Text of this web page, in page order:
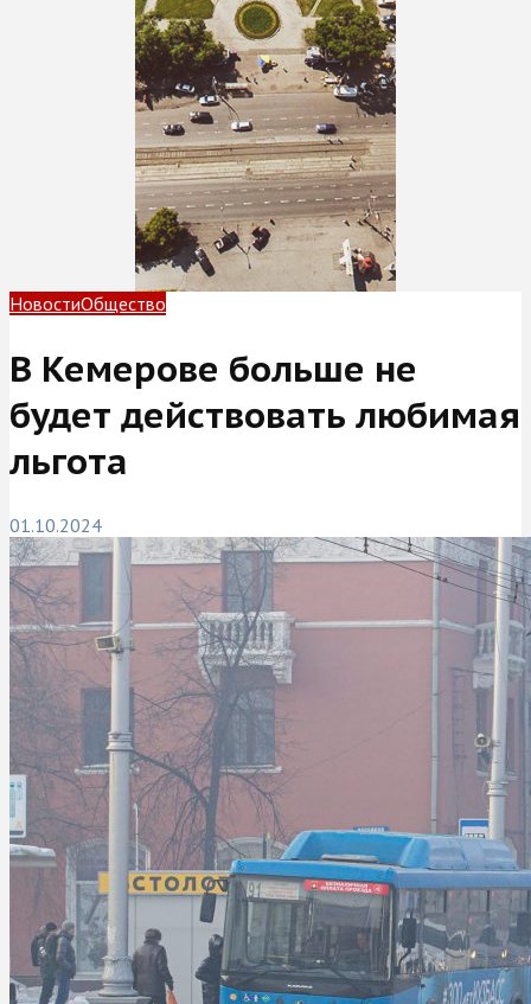
НовостиОбщество
В Кемерове больше не
будет действовать любимая
льгота
01.10.2024